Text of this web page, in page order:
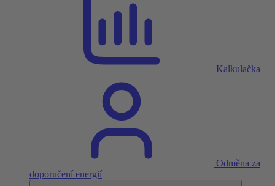
Kalkulačka
Odměna za
doporučení energií